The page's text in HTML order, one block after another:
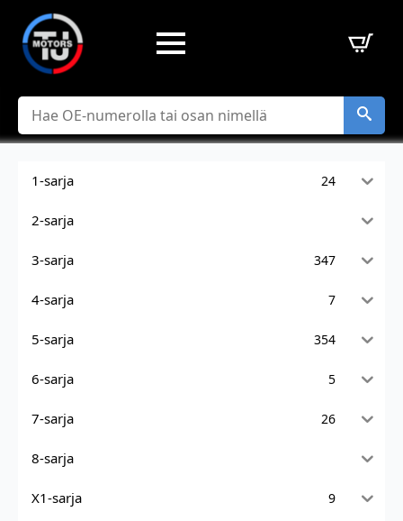
Hae
1-sarja 24
2-sarja
3-sarja 347
4-sarja 7
5-sarja 354
6-sarja 5
7-sarja 26
8-sarja
X1-sarja 9